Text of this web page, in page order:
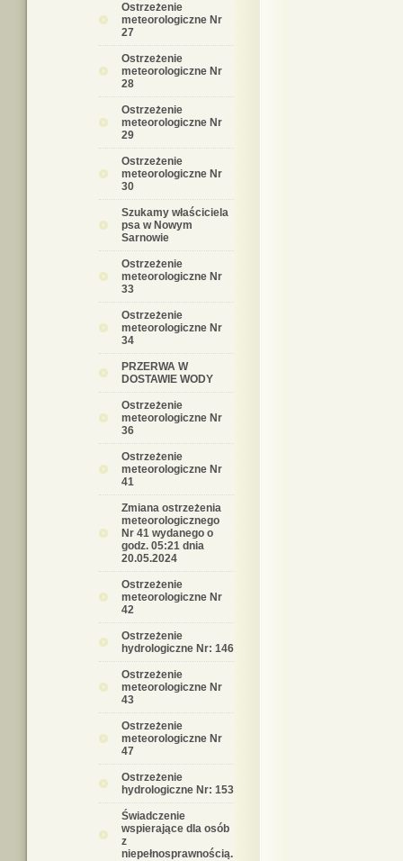
Ostrzeżenie
meteorologiczne Nr
27
Ostrzeżenie
meteorologiczne Nr
28
Ostrzeżenie
meteorologiczne Nr
29
Ostrzeżenie
meteorologiczne Nr
30
Szukamy właściciela
psa w Nowym
Sarnowie
Ostrzeżenie
meteorologiczne Nr
33
Ostrzeżenie
meteorologiczne Nr
34
PRZERWA W
DOSTAWIE WODY
Ostrzeżenie
meteorologiczne Nr
36
Ostrzeżenie
meteorologiczne Nr
41
Zmiana ostrzeżenia
meteorologicznego
Nr 41 wydanego o
godz. 05:21 dnia
20.05.2024
Ostrzeżenie
meteorologiczne Nr
42
Ostrzeżenie
hydrologiczne Nr: 146
Ostrzeżenie
meteorologiczne Nr
43
Ostrzeżenie
meteorologiczne Nr
47
Ostrzeżenie
hydrologiczne Nr: 153
Świadczenie
wspierające dla osób
z
niepełnosprawnością.